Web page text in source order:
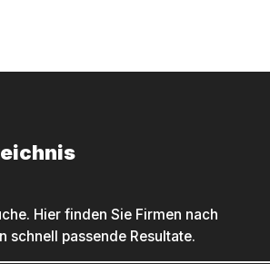
Hier finden Sie Firmen nach
schnell passende Resultate.